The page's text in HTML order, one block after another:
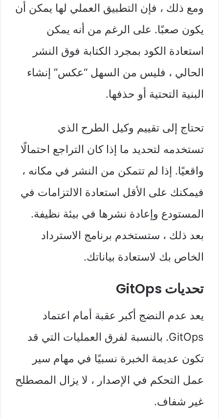
ومع ذلك ، فإن التطبيق العملي لها يمكن أن
يكون صعبًا. على الرغم من أنه يمكن
استعادة الكود بمجرد الكتابة فوق النشر
الحالي ، فليس من السهل “عكس” إنشاء
البنية التحتية أو حذفها.
تحتاج إلى تقييم وكيل الطرح الذي
تستخدمه لتحديد ما إذا كان التراجع احتمالًا
واقعيًا. إذا لم تتمكن من النشر في مكانه ،
فيمكنك على الأقل استعادة الالتزامات في
المستودع وإعادة نشرها في بيئة نظيفة.
بعد ذلك ، ستستخدم برنامج الاسترداد
الخاص بك لاستعادة بياناتك.
تحديات GitOps
يعد عدم النضج أكبر عقبة أمام اعتماد
GitOps. بالنسبة لفرق العمليات التي قد
تكون عديمة الخبرة نسبيًا في مهام سير
عمل التحكم في الإصدار ، لا يزال المصطلح
غير شفاف.